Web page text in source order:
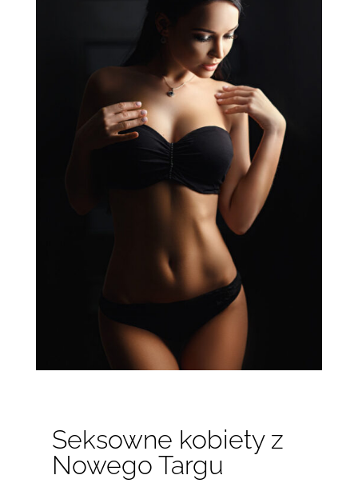
Seksowne kobiety z
Nowego Targu